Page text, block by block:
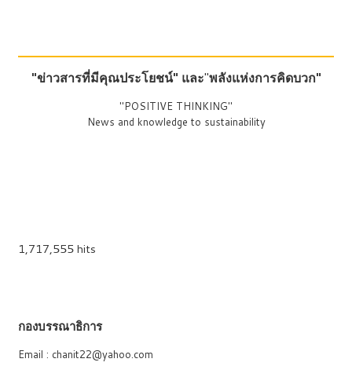
"ข่าวสารที่มีคุณประโยชน์" และ"พลังแห่งการคิดบวก"
"POSITIVE THINKING"
News and knowledge to sustainability
1,717,555 hits
กองบรรณาธิการ
Email : chanit22@yahoo.com